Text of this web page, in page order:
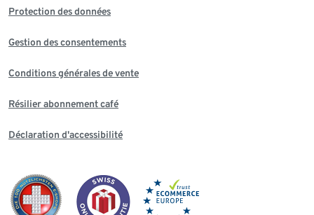
Protection des données
Gestion des consentements
Conditions générales de vente
Résilier abonnement café
Déclaration d'accessibilité